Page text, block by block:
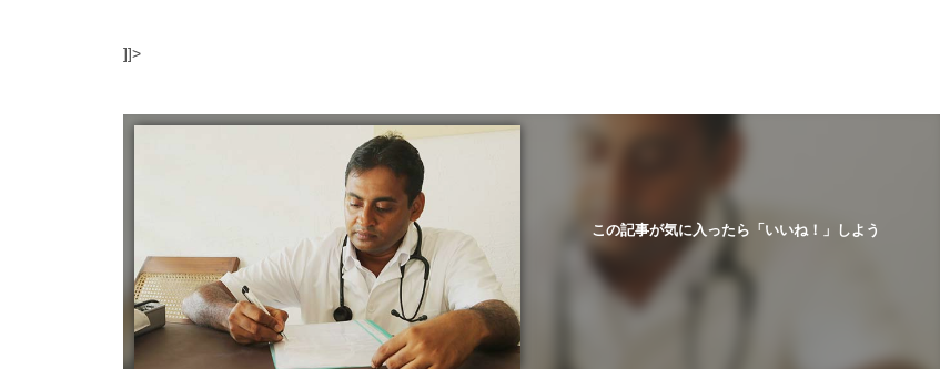
]]>
この記事が気に入ったら「いいね！」しよう